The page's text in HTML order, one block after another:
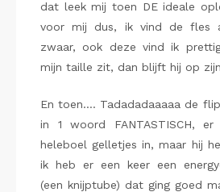
dat leek mij toen DE ideale
voor mij dus, ik vind de fles
zwaar, ook deze vind ik
mijn taille zit, dan blijft hij op
En toen…. Tadadadaaaaa de
in 1 woord FANTASTISCH,
heleboel gelletjes in, maar hij
ik heb er een keer een
(een knijptube) dat ging goed